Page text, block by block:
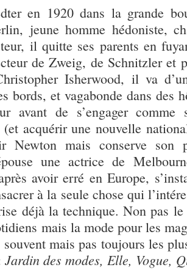
en 1920 dans la grande
jeune homme hédoniste,
il quitte ses parents en
de Zweig, de Schnitzler et
Isherwood, il va
bords, et vagabonde dans des
avant de s’engager comme
(et acquérir une nouvelle
Newton mais conserve son
une actrice de
avoir erré en Europe,
à la seule chose qui
déjà la technique. Non pas le
mais la mode pour les
mais pas toujours les
Jardin des modes, Elle, Vogue,